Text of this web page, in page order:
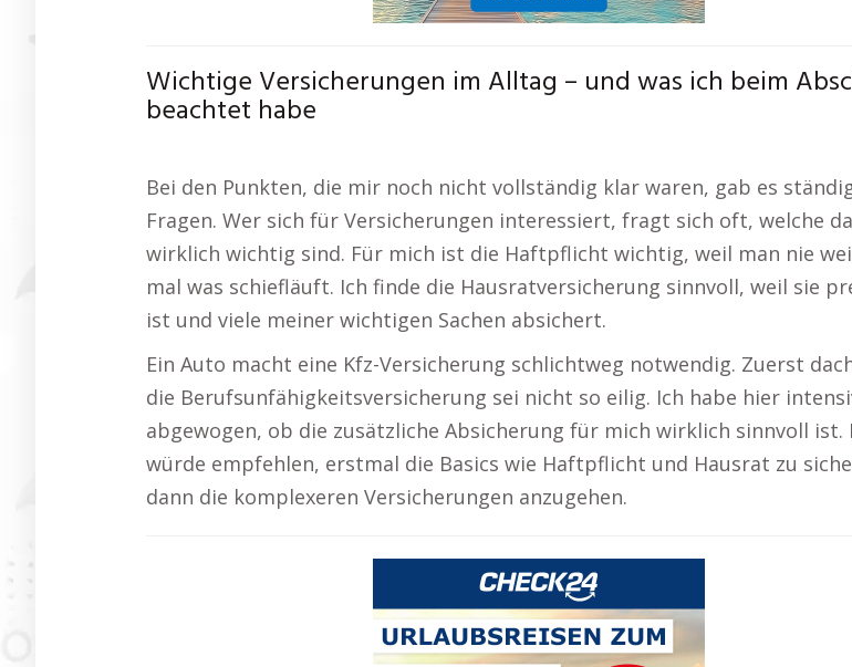
Wichtige Versicherungen im Alltag – und was ich beim
beachtet habe
Bei den Punkten, die mir noch nicht vollständig klar waren, gab es
Fragen. Wer sich für Versicherungen interessiert, fragt sich oft, welche
wirklich wichtig sind. Für mich ist die Haftpflicht wichtig, weil man nie
mal was schiefläuft. Ich finde die Hausratversicherung sinnvoll, weil sie
ist und viele meiner wichtigen Sachen absichert.
Ein Auto macht eine Kfz-Versicherung schlichtweg notwendig. Zuerst
die Berufsunfähigkeitsversicherung sei nicht so eilig. Ich habe hier
abgewogen, ob die zusätzliche Absicherung für mich wirklich sinnvoll ist.
würde empfehlen, erstmal die Basics wie Haftpflicht und Hausrat zu
dann die komplexeren Versicherungen anzugehen.